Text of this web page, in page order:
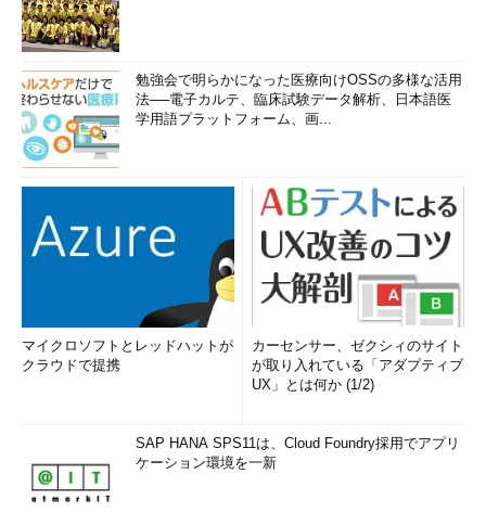
勉強会で明らかになった医療向けOSSの多様な活用
法──電子カルテ、臨床試験データ解析、日本語医
学用語プラットフォーム、画...
マイクロソフトとレッドハットが
クラウドで提携
カーセンサー、ゼクシィのサイト
が取り入れている「アダプティブ
UX」とは何か (1/2)
SAP HANA SPS11は、Cloud Foundry採用でアプリ
ケーション環境を一新